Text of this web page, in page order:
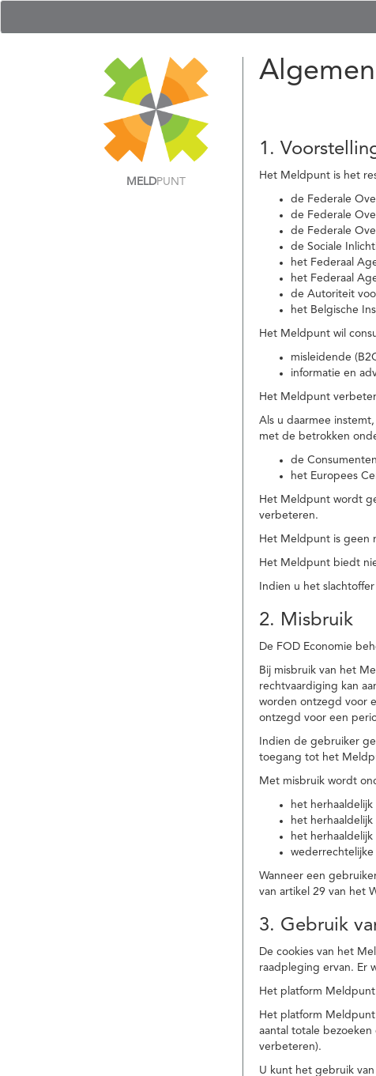
MELDPUNT
1.
Het Meldpunt is het
de Federale
de Federale
de Federale
de Sociale
het Federaal
het Federaal
de Autoriteit
het Belgische
Het Meldpunt wil
misleidende
informatie en
Het Meldpunt
Als u daarmee
met de betrokken
de
het Europees
Het Meldpunt wordt
verbeteren.
Het Meldpunt is geen
Het Meldpunt biedt
Indien u het
2. Misbruik
De FOD Economie
Bij misbruik van het
rechtvaardiging kan
worden ontzegd voor
ontzegd voor een
Indien de gebruiker
toegang tot het
Met misbruik wordt
het
het
het
wederrechtelijke
Wanneer een
van artikel 29 van het
3. Gebruik
De cookies van het
raadpleging ervan. Er
Het platform
Het platform
aantal totale
verbeteren).
U kunt het gebruik